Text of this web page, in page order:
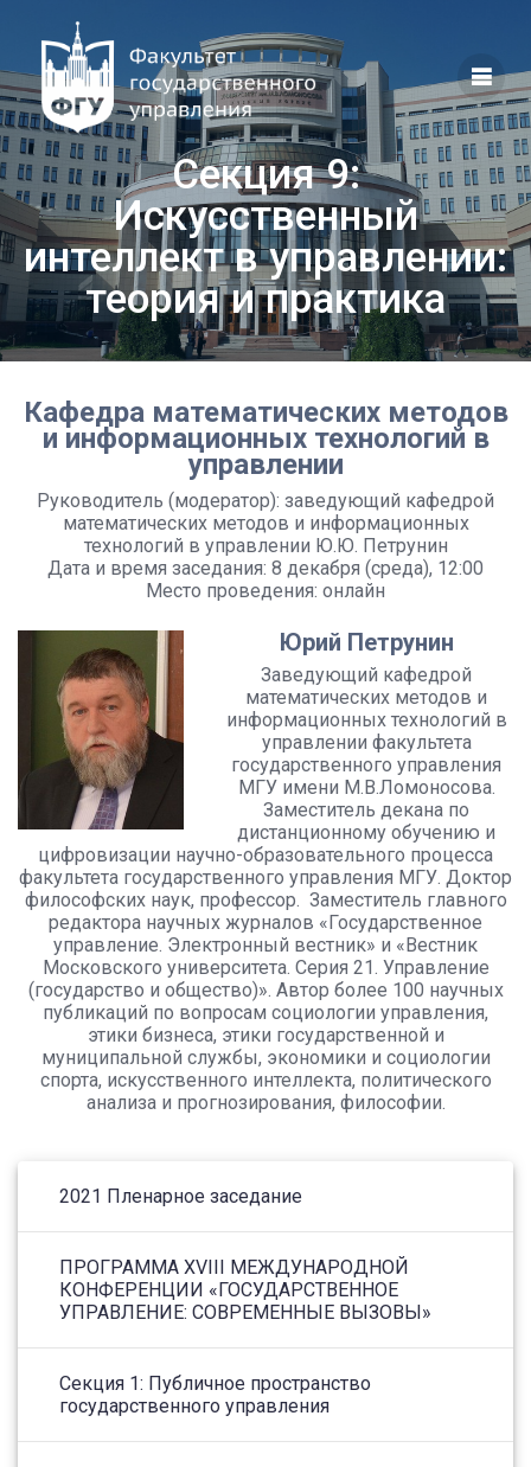
к
контенту
Секция 9:
Искусственный
интеллект в управлении:
теория и практика
2021 Пленарное заседание
ПРОГРАММА XVIII МЕЖДУНАРОДНОЙ
КОНФЕРЕНЦИИ «ГОСУДАРСТВЕННОЕ
УПРАВЛЕНИЕ: СОВРЕМЕННЫЕ ВЫЗОВЫ»
Секция 1: Публичное пространство
государственного управления
Кафедра математических методов
и информационных технологий в
управлении
Руководитель (модератор): заведующий кафедрой
математических методов и информационных
технологий в управлении Ю.Ю. Петрунин
Дата и время заседания: 8 декабря (среда), 12:00
Место проведения: онлайн
Юрий Петрунин
Заведующий кафедрой
математических методов и
информационных технологий в
управлении факультета
государственного управления
МГУ имени М.В.Ломоносова.
Заместитель декана по
дистанционному обучению и
цифровизации научно-образовательного процесса
факультета государственного управления МГУ. Доктор
философских наук, профессор. Заместитель главного
редактора научных журналов «Государственное
управление. Электронный вестник» и «Вестник
Московского университета. Серия 21. Управление
(государство и общество)». Автор более 100 научных
публикаций по вопросам социологии управления,
этики бизнеса, этики государственной и
муниципальной службы, экономики и социологии
спорта, искусственного интеллекта, политического
анализа и прогнозирования, философии.